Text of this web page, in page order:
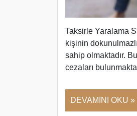
Taksirle Yaralama
kişinin
sahip olmaktadır.
cezaları
DEVAMINI OKU »